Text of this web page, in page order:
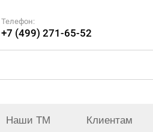
Телефон:
+7 (499) 271-65-52
Наши ТМ Клиентам